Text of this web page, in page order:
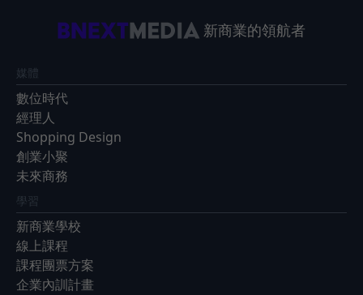
新商業的領航者
媒體
數位時代
經理人
Shopping Design
創業小聚
未來商務
學習
新商業學校
線上課程
課程團票方案
企業內訓計畫